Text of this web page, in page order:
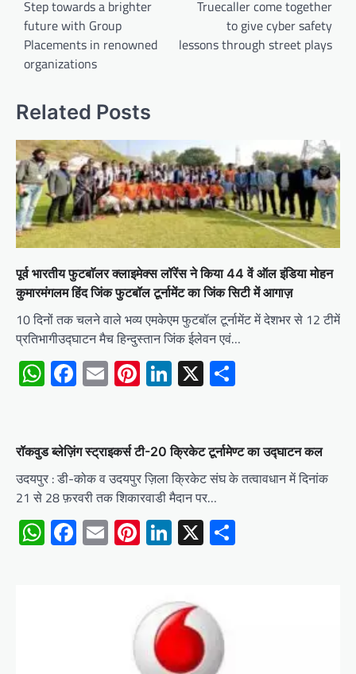
Step towards a brighter
future with Group
Placements in renowned
organizations
Truecaller come together
to give cyber safety
lessons through street plays
Related Posts
पूर्व भारतीय फुटबाॅलर क्लाइमेक्स लॉरेंस ने किया 44 वें ऑल इंडिया मोहन
कुमारमंगलम हिंद जिंक फुटबॉल टूर्नामेंट का जिंक सिटी में आगाज़
10 दिनों तक चलने वाले भव्य एमकेएम फुटबॉल टूर्नामेंट में देशभर से 12 टीमें
प्रतिभागीउद्घाटन मैच हिन्दुस्तान जिंक ईलेवन एवं…
WhatsApp
Facebook
EmailPinterest
LinkedIn
X
रॉकवुड ब्लेज़िंग स्ट्राइकर्स टी-20 क्रिकेट टूर्नामेण्ट का उद्घाटन कल
उदयपुर : डी-कोक व उदयपुर ज़िला क्रिकेट संघ के तत्वावधान में दिनांक
21 से 28 फ़रवरी तक शिकारवाडी मैदान पर…
WhatsApp
Facebook
EmailPinterest
LinkedIn
X